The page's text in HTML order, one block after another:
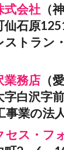
式会社 （
仙石原
ストラン
業務店 （
字白沢字
業の法人
セス・フ